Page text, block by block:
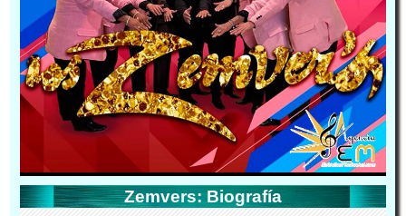
Zemvers: Biografía